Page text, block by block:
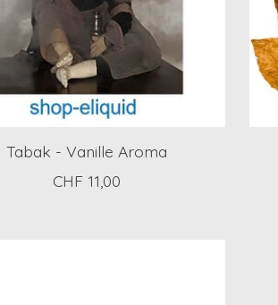
Tabak - Vanille Aroma
CHF 11,00